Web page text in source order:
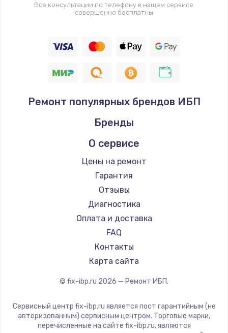
Все консультации по телефону в нашем сервисе
совершенно бесплатны
Ремонт популярных брендов ИБП
Бренды
О сервисе
Цены на ремонт
Гарантия
Отзывы
Диагностика
Оплата и доставка
FAQ
Контакты
Карта сайта
© fix-ibp.ru 2026 — Ремонт ИБП.
Сервисный центр fix-ibp.ru является пост гарантийным (не
авторизованным) сервисным центром. Торговые марки,
перечисленные на сайте fix-ibp.ru, являются